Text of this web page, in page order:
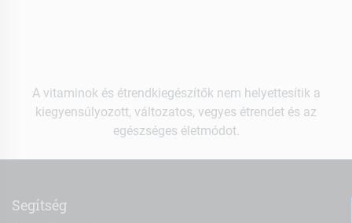
A vitaminok és étrendkiegészítők nem helyettesítik a
kiegyensúlyozott, változatos, vegyes étrendet és az
egészséges életmódot.
Segítség